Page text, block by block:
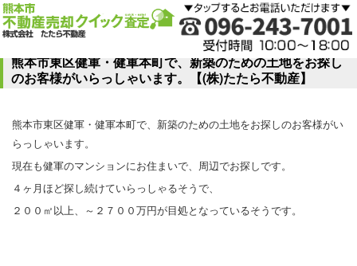
熊本市東区健軍・健軍本町で、新築のための土地をお探し
のお客様がいらっしゃいます。【(株)たたら不動産】
熊本市東区健軍・健軍本町で、新築のための土地をお探しのお客様がい
らっしゃいます。
現在も健軍のマンションにお住まいで、周辺でお探しです。
４ヶ月ほど探し続けていらっしゃるそうで、
２００㎡以上、～２７００万円が目処となっているそうです。